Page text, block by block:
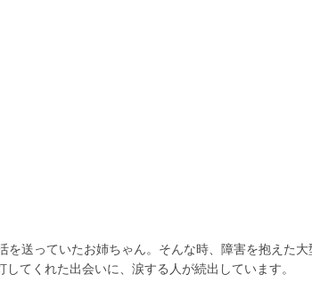
送っていたお姉ちゃん。そんな時、障害を抱えた大
てくれた出会いに、涙する人が続出しています。